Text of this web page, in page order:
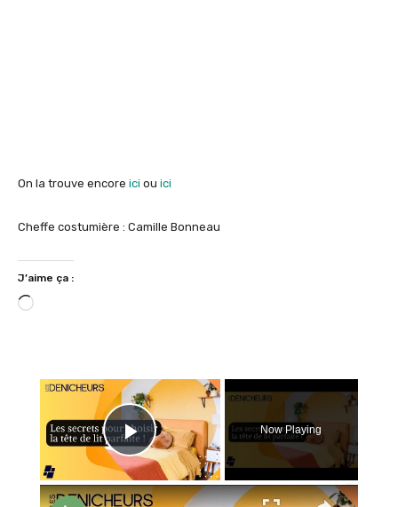
On la trouve encore ici ou ici
Cheffe costumière : Camille Bonneau
J’aime ça :
C
×
Play Video
Now Playing
×